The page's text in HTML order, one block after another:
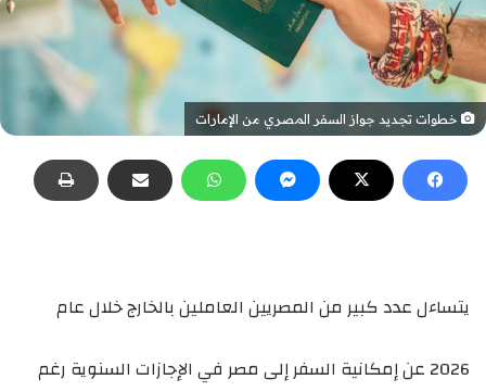
خطوات تجديد جواز السفر المصري من الإمارات
يتساءل عدد كبير من المصريين العاملين بالخارج خلال عام
2026 عن إمكانية السفر إلى مصر في الإجازات السنوية رغم